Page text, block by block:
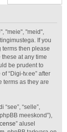
"meie", "meid",
If you
then please
these at any time
be prudent to
“Digi-tv.ee” after
terms as they are
“selle”,
meeskond”),
” alusel